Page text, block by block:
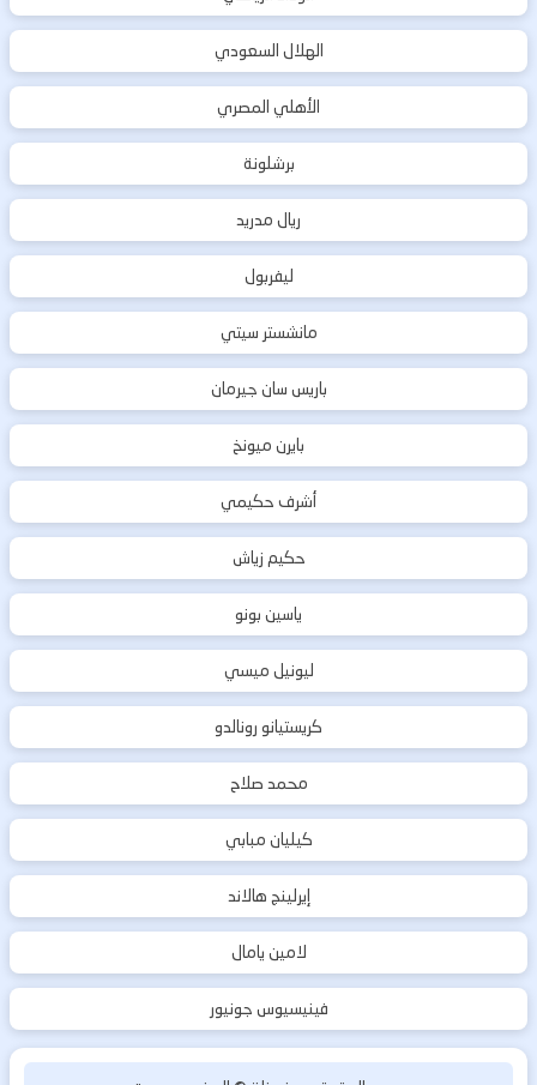
الهلال السعودي
الأهلي المصري
برشلونة
ريال مدريد
ليفربول
مانشستر سيتي
باريس سان جيرمان
بايرن ميونخ
أشرف حكيمي
حكيم زياش
ياسين بونو
ليونيل ميسي
كريستيانو رونالدو
محمد صلاح
كيليان مبابي
إيرلينج هالاند
لامين يامال
فينيسيوس جونيور